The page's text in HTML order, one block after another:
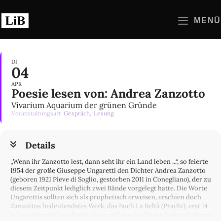
Inhalt
springen
MENÜ
DI
04
APR
Poesie lesen von: Andrea Zanzotto
Vivarium Aquarium der grünen Gründe
Veranstaltungsart Gespräch, Lesung
Details
„Wenn ihr Zanzotto lest, dann seht ihr ein Land leben ...“, so feierte
1954 der große Giuseppe Ungaretti den Dichter Andrea Zanzotto
(geboren 1921 Pieve di Soglio, gestorben 2011 in Conegliano), der zu
diesem Zeitpunkt lediglich zwei Bände vorgelegt hatte. Die Worte
Ungarettis sollten sich als prophetisch erweisen, erschien doch
Zanzottos bedeutendstes Werk, das Buch La Beltà (Pracht), erst 14